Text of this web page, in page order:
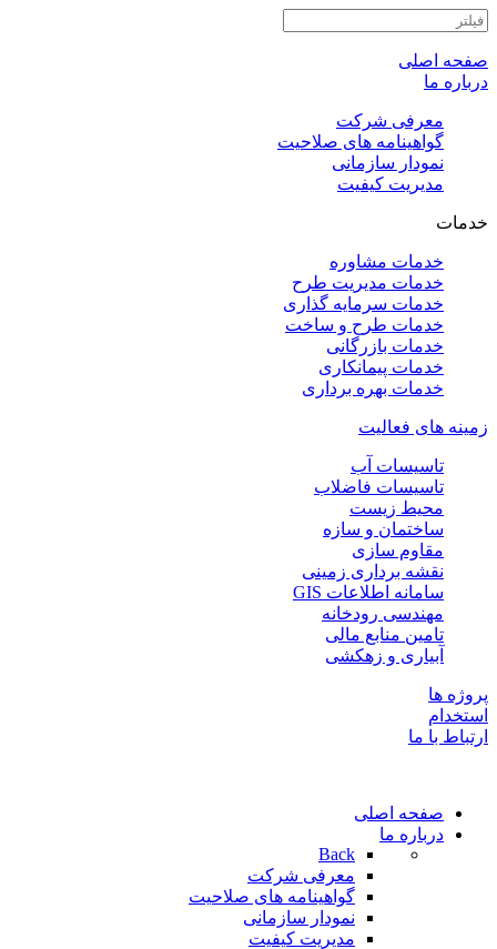
صفحه اصلی
درباره ما
معرفی شرکت
گواهینامه های صلاحیت
نمودار سازمانی
مدیریت کیفیت
خدمات
خدمات مشاوره
خدمات مدیریت طرح
خدمات سرمایه گذاری
خدمات طرح و ساخت
خدمات بازرگانی
خدمات پیمانکاری
خدمات بهره برداری
زمینه های فعالیت
تاسیسات آب
تاسیسات فاضلاب
محیط زیست
ساختمان و سازه
مقاوم سازی
نقشه برداری زمینی
سامانه اطلاعات GIS
مهندسی رودخانه
تامین منابع مالی
آبیاری و زهكشی
پروژه ها
استخدام
ارتباط با ما
صفحه اصلی
درباره ما
Back
معرفی شرکت
گواهینامه های صلاحیت
نمودار سازمانی
مدیریت کیفیت